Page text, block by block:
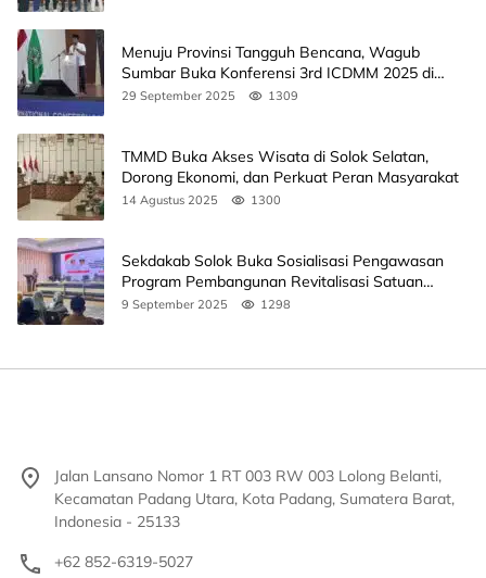
Menuju Provinsi Tangguh Bencana, Wagub
Sumbar Buka Konferensi 3rd ICDMM 2025 di
Unand
29 September 2025 1309
TMMD Buka Akses Wisata di Solok Selatan,
Dorong Ekonomi, dan Perkuat Peran Masyarakat
14 Agustus 2025 1300
Sekdakab Solok Buka Sosialisasi Pengawasan
Program Pembangunan Revitalisasi Satuan
Pendidikan
9 September 2025 1298
Jalan Lansano Nomor 1 RT 003 RW 003 Lolong Belanti,
Kecamatan Padang Utara, Kota Padang, Sumatera Barat,
Indonesia - 25133
+62 852-6319-5027